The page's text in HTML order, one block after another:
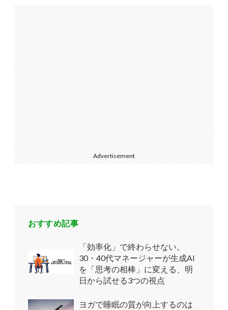
Advertisement
おすすめ記事
「効率化」で終わらせない。
30・40代マネージャーが生成AI
を「思考の相棒」に変える、明
日から試せる3つの視点
ヨガで睡眠の質が向上するのは